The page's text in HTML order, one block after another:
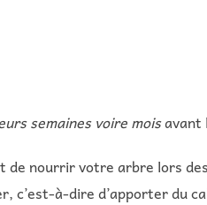
semaines voire moisavant
nourrir votre arbre lors
c’est-à-dire d’apporter du